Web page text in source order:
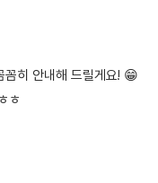
꼼히 안내해 드릴게요! 😁
ㅎ